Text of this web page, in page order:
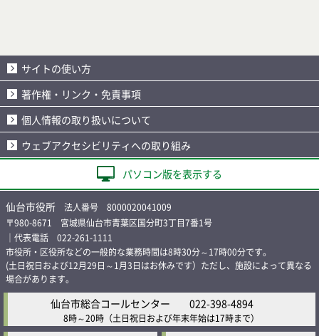
サイトの使い方
著作権・リンク・免責事項
個人情報の取り扱いについて
ウェブアクセシビリティへの取り組み
パソコン版を表示する
仙台市役所 法人番号 8000020041009
〒980-8671 宮城県仙台市青葉区国分町3丁目7番1号
｜代表電話 022-261-1111
市役所・区役所などの一般的な業務時間は8時30分～17時00分です。
(土日祝日および12月29日～1月3日はお休みです）ただし、施設によって異なる
場合があります。
仙台市総合コールセンター 022-398-4894
8時～20時 （土日祝日および年末年始は17時まで）